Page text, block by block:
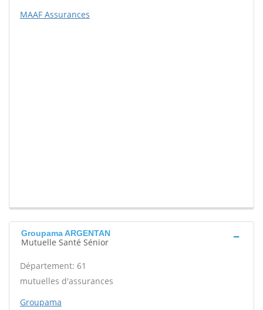
MAAF Assurances
Groupama ARGENTAN
Mutuelle Santé Sénior
Département: 61
mutuelles d'assurances
Groupama